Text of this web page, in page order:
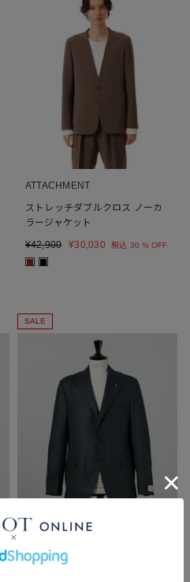
ATTACHMENT
ストレッチダブルクロス ノーカ
ラージャケット
¥42,900 ¥30,030 税込 30 % OFF
■ ■
SALE
LIGHTWEIGHT SINGLE